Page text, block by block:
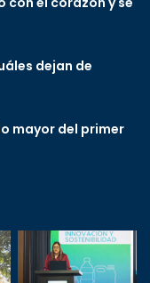
dejan de
mayor del primer